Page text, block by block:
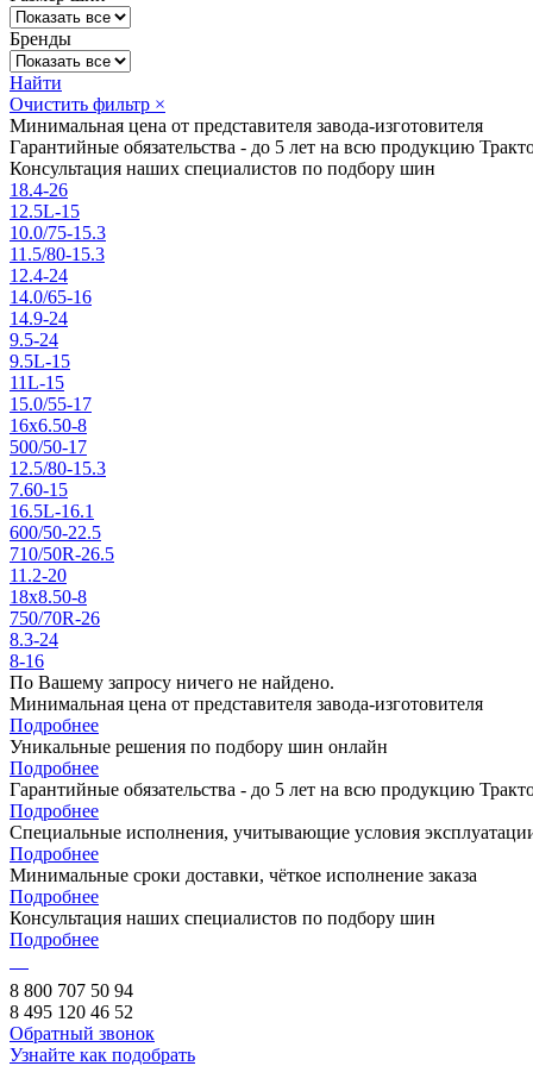
Бренды
Найти
Очистить фильтр ×
Минимальная цена от представителя завода-изготовителя
Гарантийные обязательства - до 5 лет на всю продукцию
Консультация наших специалистов по подбору шин
18.4-26
12.5L-15
10.0/75-15.3
11.5/80-15.3
12.4-24
14.0/65-16
14.9-24
9.5-24
9.5L-15
11L-15
15.0/55-17
16x6.50-8
500/50-17
12.5/80-15.3
7.60-15
16.5L-16.1
600/50-22.5
710/50R-26.5
11.2-20
18x8.50-8
750/70R-26
8.3-24
8-16
По Вашему запросу ничего не найдено.
Минимальная цена от представителя завода-изготовителя
Подробнее
Уникальные решения по подбору шин онлайн
Подробнее
Гарантийные обязательства - до 5 лет на всю продукцию
Подробнее
Специальные исполнения, учитывающие условия
Подробнее
Минимальные сроки доставки, чёткое исполнение заказа
Подробнее
Консультация наших специалистов по подбору шин
Подробнее
8 800 707 50 94
8 495 120 46 52
Обратный звонок
Узнайте как подобрать